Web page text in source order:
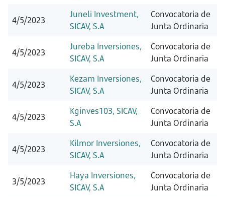
4/5/2023
Juneli Investment,
SICAV, S.A
Convocatoria de
Junta Ordinaria
4/5/2023
Jureba Inversiones,
SICAV, S.A
Convocatoria de
Junta Ordinaria
4/5/2023
Kezam Inversiones,
SICAV, S.A
Convocatoria de
Junta Ordinaria
4/5/2023
Kginves103, SICAV,
S.A
Convocatoria de
Junta Ordinaria
4/5/2023
Kilmor Inversiones,
SICAV, S.A
Convocatoria de
Junta Ordinaria
3/5/2023
Haya Inversiones,
SICAV, S.A
Convocatoria de
Junta Ordinaria